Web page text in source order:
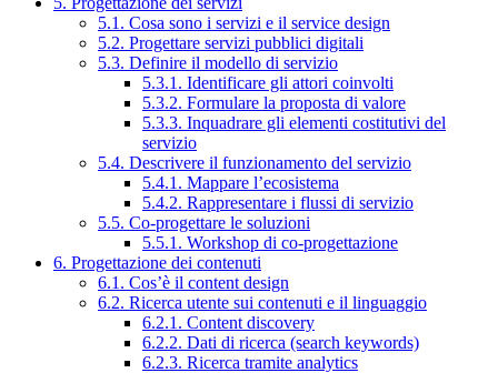
5.1. Cosa sono i servizi e il service design
5.2. Progettare servizi pubblici digitali
5.3. Definire il modello di servizio
5.3.1. Identificare gli attori coinvolti
5.3.2. Formulare la proposta di valore
5.3.3. Inquadrare gli elementi costitutivi del
servizio
5.4. Descrivere il funzionamento del servizio
5.4.1. Mappare l’ecosistema
5.4.2. Rappresentare i flussi di servizio
5.5. Co-progettare le soluzioni
5.5.1. Workshop di co-progettazione
6. Progettazione dei contenuti
6.1. Cos’è il content design
6.2. Ricerca utente sui contenuti e il linguaggio
6.2.1. Content discovery
6.2.2. Dati di ricerca (search keywords)
6.2.3. Ricerca tramite analytics